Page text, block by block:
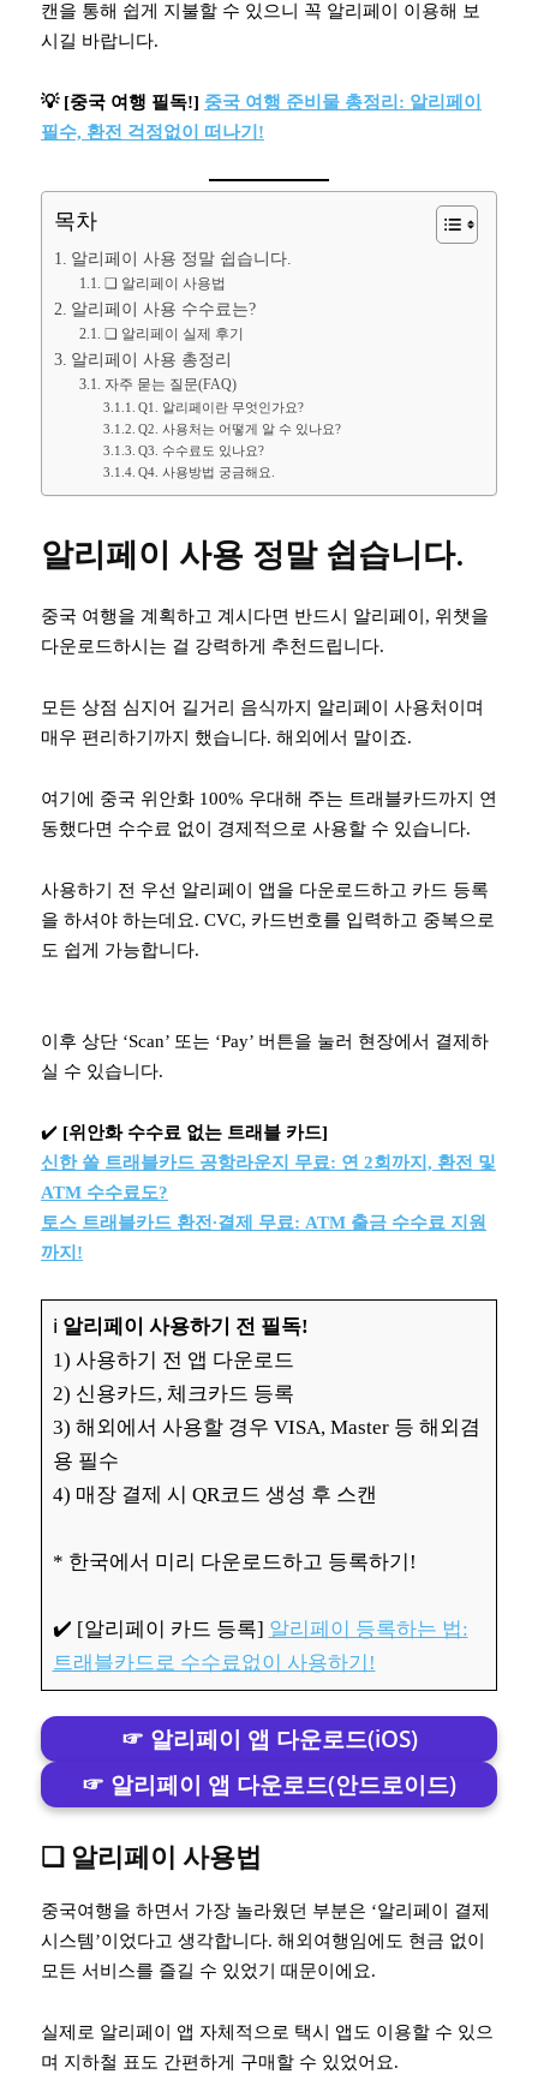
캔을 통해 쉽게 지불할 수 있으니 꼭 알리페이 이용해 보
시길 바랍니다.
💡 [중국 여행 필독!] 중국 여행 준비물 총정리: 알리페이
필수, 환전 걱정없이 떠나기!
목차
알리페이 사용 정말 쉽습니다.
❏ 알리페이 사용법
알리페이 사용 수수료는?
❏ 알리페이 실제 후기
알리페이 사용 총정리
자주 묻는 질문(FAQ)
Q1. 알리페이란 무엇인가요?
Q2. 사용처는 어떻게 알 수 있나요?
Q3. 수수료도 있나요?
Q4. 사용방법 궁금해요.
알리페이 사용 정말 쉽습니다.
중국 여행을 계획하고 계시다면 반드시 알리페이, 위챗을
다운로드하시는 걸 강력하게 추천드립니다.
모든 상점 심지어 길거리 음식까지 알리페이 사용처이며
매우 편리하기까지 했습니다. 해외에서 말이죠.
여기에 중국 위안화 100% 우대해 주는 트래블카드까지 연
동했다면 수수료 없이 경제적으로 사용할 수 있습니다.
사용하기 전 우선 알리페이 앱을 다운로드하고 카드 등록
을 하셔야 하는데요. CVC, 카드번호를 입력하고 중복으로
도 쉽게 가능합니다.
이후 상단 ‘Scan’ 또는 ‘Pay’ 버튼을 눌러 현장에서 결제하
실 수 있습니다.
✔️ [위안화 수수료 없는 트래블 카드]
신한 쏠 트래블카드 공항라운지 무료: 연 2회까지, 환전 및
ATM 수수료도?
토스 트래블카드 환전∙결제 무료: ATM 출금 수수료 지원
까지!
ℹ️ 알리페이 사용하기 전 필독!
1) 사용하기 전 앱 다운로드
2) 신용카드, 체크카드 등록
3) 해외에서 사용할 경우 VISA, Master 등 해외겸
용 필수
4) 매장 결제 시 QR코드 생성 후 스캔
* 한국에서 미리 다운로드하고 등록하기!
✔️ [알리페이 카드 등록] 알리페이 등록하는 법:
트래블카드로 수수료없이 사용하기!
☞ 알리페이 앱 다운로드(iOS)
☞ 알리페이 앱 다운로드(안드로이드)
❏ 알리페이 사용법
중국여행을 하면서 가장 놀라웠던 부분은 ‘알리페이 결제
시스템’이었다고 생각합니다. 해외여행임에도 현금 없이
모든 서비스를 즐길 수 있었기 때문이에요.
실제로 알리페이 앱 자체적으로 택시 앱도 이용할 수 있으
며 지하철 표도 간편하게 구매할 수 있었어요.